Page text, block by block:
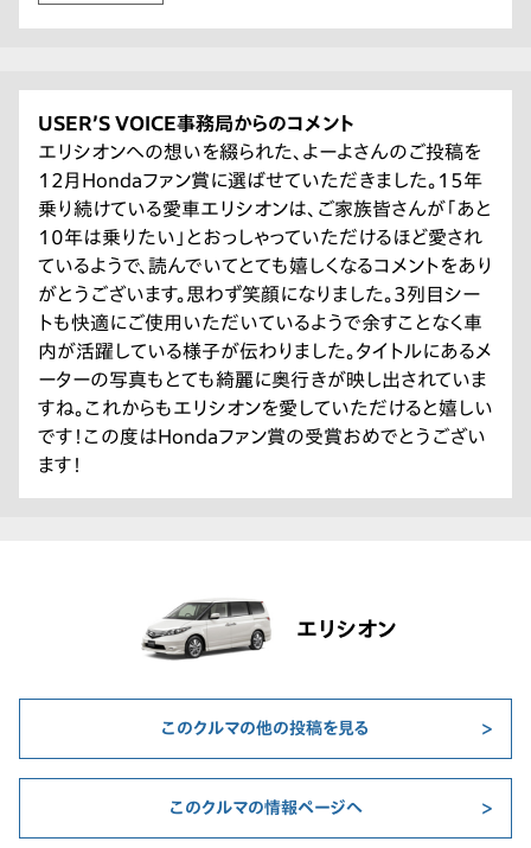
USER’S VOICE事務局からのコメント
エリシオンへの想いを綴られた、よーよさんのご投稿を
12月Hondaファン賞に選ばせていただきました。15年
乗り続けている愛車エリシオンは、ご家族皆さんが「あと
10年は乗りたい」とおっしゃっていただけるほど愛され
ているようで、読んでいてとても嬉しくなるコメントをあり
がとうございます。思わず笑顔になりました。3列目シー
トも快適にご使用いただいているようで余すことなく車
内が活躍している様子が伝わりました。タイトルにあるメ
ーターの写真もとても綺麗に奥行きが映し出されていま
すね。これからもエリシオンを愛していただけると嬉しい
です！この度はHondaファン賞の受賞おめでとうござい
ます！
エリシオン
このクルマの他の投稿を見る
このクルマの情報ページへ